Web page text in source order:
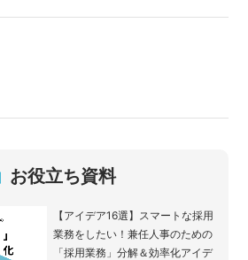
お役立ち資料
【アイデア16選】スマートな採用
業務をしたい！兼任人事のための
「採用業務」分解＆効率化アイデ